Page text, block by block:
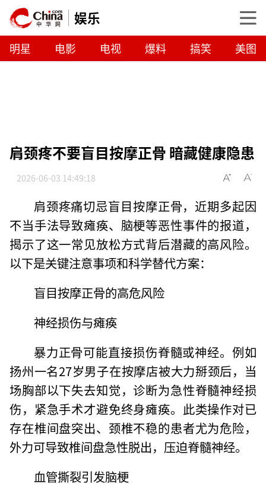
娱乐
明星 电影 电视 爆料 搞笑 美图
肩颈疼不要盲目按摩正骨 暗藏健康隐患
2026-06-03 14:49:18
肩颈疼痛切忌盲目按摩正骨，近期多起因
不当手法导致瘫痪、脑梗等恶性事件的报道，
揭示了这一常见放松方式背后潜藏的高风险。
以下是关键注意事项和科学替代方案：
盲目按摩正骨的高危风险
神经损伤与瘫痪
暴力正骨可能直接损伤脊髓或神经。例如
扬州一名27岁男子在按摩店被大力掰颈后，当
场胸部以下失去知觉，诊断为急性脊髓神经损
伤，紧急手术才避免终身瘫痪。此类操作对已
存在椎间盘突出、颈椎不稳的患者尤为危险，
外力可导致椎间盘急性脱出，压迫脊髓神经。
血管撕裂引发脑梗